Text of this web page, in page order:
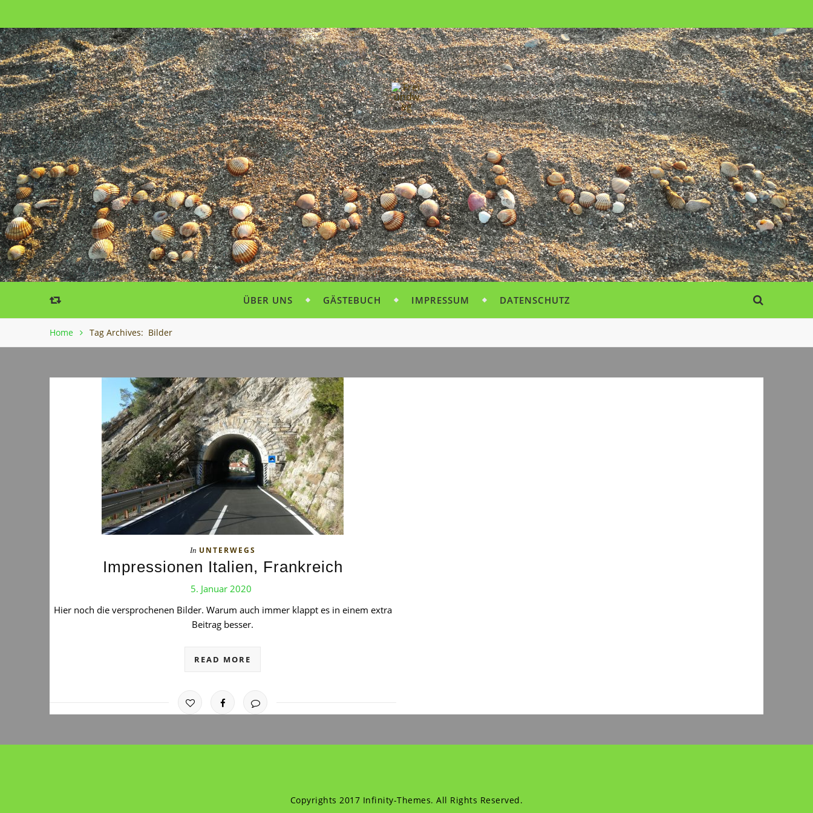
ÜBER UNS GÄSTEBUCH IMPRESSUM DATENSCHUTZ
Home Tag Archives: Bilder
In UNTERWEGS
Impressionen Italien, Frankreich
5. Januar 2020
Hier noch die versprochenen Bilder. Warum auch immer klappt es in einem extra
Beitrag besser.
READ MORE
Copyrights 2017 Infinity-Themes. All Rights Reserved.